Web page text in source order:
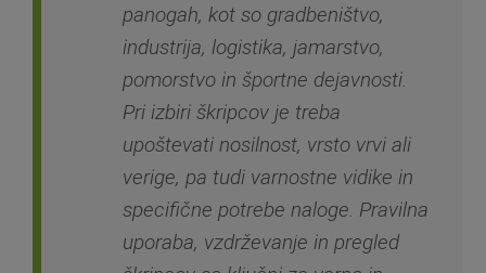
panogah, kot so gradbeništvo,
industrija, logistika, jamarstvo,
pomorstvo in športne dejavnosti.
Pri izbiri škripcov je treba
upoštevati nosilnost, vrsto vrvi ali
verige, pa tudi varnostne vidike in
specifične potrebe naloge. Pravilna
uporaba, vzdrževanje in pregled